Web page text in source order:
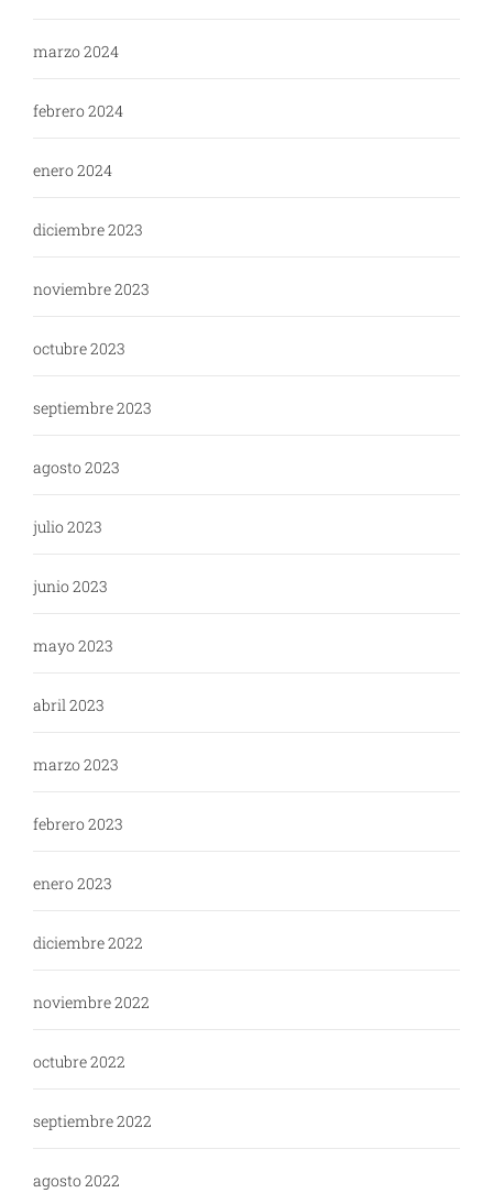
marzo 2024
febrero 2024
enero 2024
diciembre 2023
noviembre 2023
octubre 2023
septiembre 2023
agosto 2023
julio 2023
junio 2023
mayo 2023
abril 2023
marzo 2023
febrero 2023
enero 2023
diciembre 2022
noviembre 2022
octubre 2022
septiembre 2022
agosto 2022